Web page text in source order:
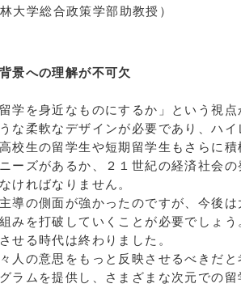
林大学総合政策学部助教授）
への理解が不可欠
学を身近なものにするか」という視点
な柔軟なデザインが必要であり、ハ
校生の留学生や短期留学生もさらに積
ーズがあるか、２１世紀の経済社会
ければなりません。
導の側面が強かったのですが、今後は
みを打破していくことが必要でしょ
せる時代は終わりました。
の意思をもっと反映させるべきだと
ラムを提供し、さまざまな次元での留